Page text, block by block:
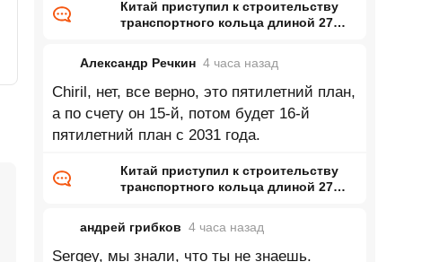
Китай приступил к строительству
транспортного кольца длиной 27
Александр Речкин 4 часа назад
Chiril, нет, все верно, это пятилетний план,
а по счету он 15-й, потом будет 16-й
пятилетний план с 2031 года.
Китай приступил к строительству
транспортного кольца длиной 27
андрей грибков 4 часа назад
Sergey, мы знали, что ты не знаешь.